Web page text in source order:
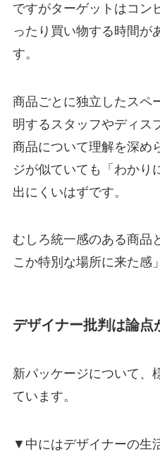
ですがターゲットはコン
ったり買い物する時間が
す。
商品ごとに独立したスペ
明するスタッフやディス
商品について理解を深め
ジが似ていても「わかり
出にくいはずです。
むしろ統一感のある商品
こか特別な場所に来た感
デザイナー批判は論点
新パッケージについて、
ています。
▼中にはデザイナーの生